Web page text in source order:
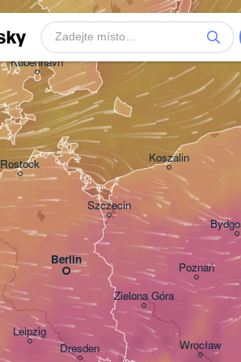
Berlin
København
Wrocław
Leipzig
Dresden
Poznań
Rostock
Koszalin
Zielona Góra
Szczecin